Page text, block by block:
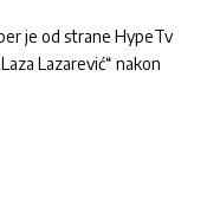
je od strane HypeTv
Lazarević“ nakon